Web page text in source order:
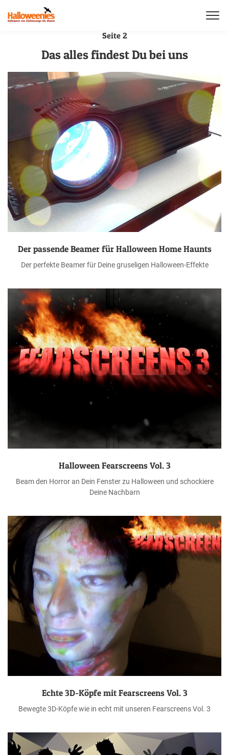
Seite 2
Das alles findest Du bei uns
Der passende Beamer für Halloween Home Haunts
Der perfekte Beamer für Deine gruseligen Halloween-Effekte
Halloween Fearscreens Vol. 3
Beam den Horror an Dein Fenster zu Halloween und schockiere
Deine Nachbarn
Echte 3D-Köpfe mit Fearscreens Vol. 3
Bewegte 3D-Köpfe wie in echt mit unseren Fearscreens Vol. 3